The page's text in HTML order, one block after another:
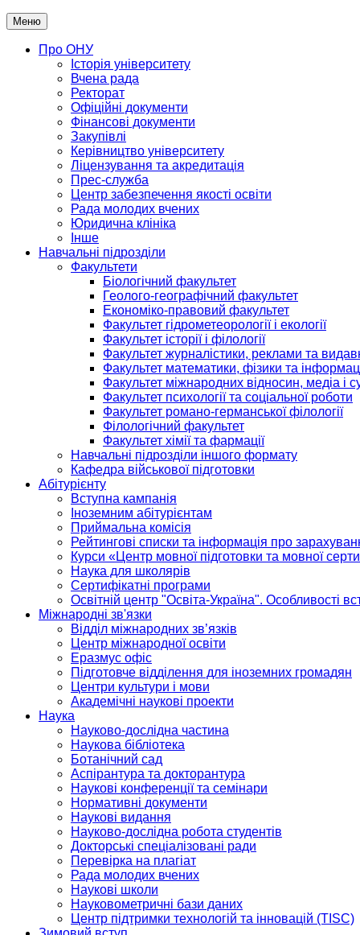
Меню
Про ОНУ
Історія університету
Вчена рада
Ректорат
Офіційні документи
Фінансові документи
Закупівлі
Керівництво університету
Ліцензування та акредитація
Прес-служба
Центр забезпечення якості освіти
Рада молодих вчених
Юридична клініка
Інше
Навчальні підрозділи
Факультети
Біологічний факультет
Геолого-географічний факультет
Економіко-правовий факультет
Факультет гідрометеорології і екології
Факультет історії і філології
Факультет журналістики, реклами та
Факультет математики, фізики та
Факультет міжнародних відносин, медіа і
Факультет психології та соціальної роботи
Факультет романо-германської філології
Філологічний факультет
Факультет хімії та фармації
Навчальні підрозділи іншого формату
Кафедра військової підготовки
Абітурієнту
Вступна кампанія
Іноземним абітурієнтам
Приймальна комісія
Рейтингові списки та інформація про
Курси «Центр мовної підготовки та мовної
Наука для школярів
Сертифікатні програми
Освітній центр "Освіта-Україна". Особливості
Міжнародні зв'язки
Відділ міжнародних зв’язків
Центр міжнародної освіти
Еразмус офіс
Підготовче відділення для іноземних громадян
Центри культури і мови
Академічні наукові проекти
Наука
Науково-дослідна частина
Наукова бібліотека
Ботанічний сад
Аспірантура та докторантура
Наукові конференції та семінари
Нормативні документи
Наукові видання
Науково-дослідна робота студентів
Докторські спеціалізовані ради
Перевірка на плагіат
Рада молодих вчених
Наукові школи
Науковометричні бази даних
Центр підтримки технологій та інновацій (TISC)